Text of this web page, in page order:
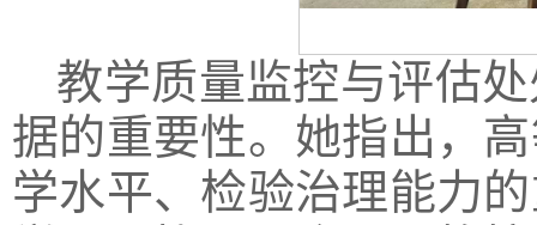
教学质量监控与评估
据的重要性。她指出，
学水平、检验治理能力